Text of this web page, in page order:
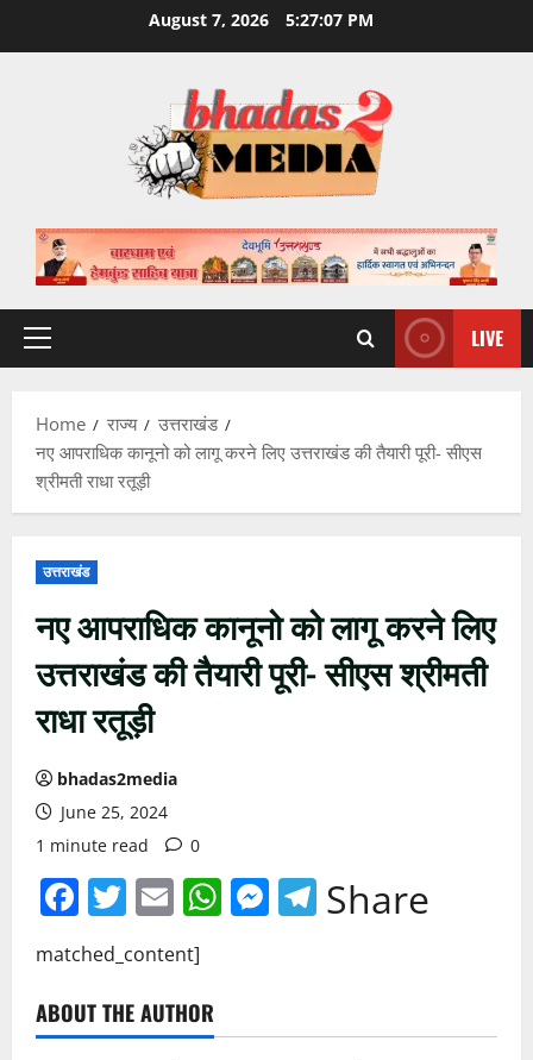
August 7, 2026 5:27:08 PM
Primary
LIVE
Home राज्य
उत्तराखंड
नए आपराधिक कानूनो को लागू करने लिए उत्तराखंड की तैयारी पूरी- सीएस
श्रीमती राधा रतूड़ी
उत्तराखंड
नए आपराधिक कानूनो को लागू करने लिए
उत्तराखंड की तैयारी पूरी- सीएस श्रीमती
राधा रतूड़ी
bhadas2media
June 25, 2024
1 minute read
0
Facebook
Twitter
EmailWhatsApp
Messenger
Telegram
Share
matched_content]
ABOUT THE AUTHOR